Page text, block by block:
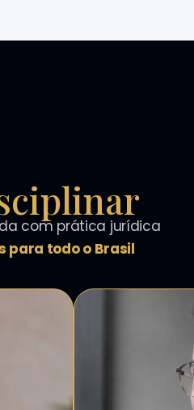
com prática jurídica
para todo o Brasil